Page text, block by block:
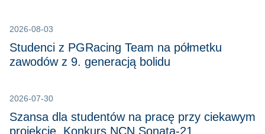
2026-08-03
Studenci z PGRacing Team na półmetku
zawodów z 9. generacją bolidu
2026-07-30
Szansa dla studentów na pracę przy ciekawym
projekcie. Konkurs NCN Sonata-21